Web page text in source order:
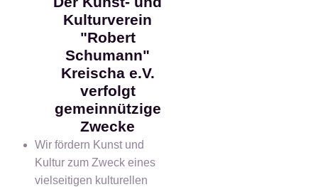
Kulturverein
"Robert
Schumann"
Kreischa e.V.
verfolgt
gemeinnützige
Zwecke
Wir fördern Kunst und
Kultur zum Zweck eines
vielseitigen kulturellen